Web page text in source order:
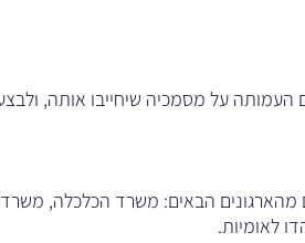
העמותה על מסמכיה שיחייבו אותה,
הבאים: משרד הכלכלה,
לאומיות.